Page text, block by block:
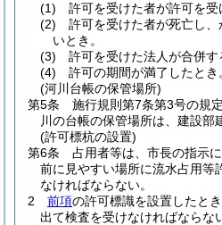
(1)
許可を受けた者が許可を受
(2)
許可を受けた者が死亡し
いとき。
(3)
許可を受けた法人が合併す
(4)
許可の期間が満了したとき
(河川台帳の保管場所)
第5条
施行規則第7条第3号の規
川の台帳の保管場所は、建設部
(許可標杭の設置)
第6条
占用者等は、市長の指示
前に見やすい場所に流水占用等
なければならない。
2
前項の許可標識を設置したと
出て検査を受けなければならな